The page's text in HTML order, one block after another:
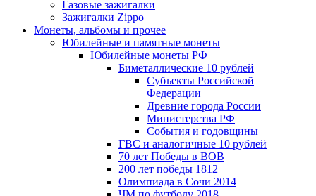
Газовые зажигалки
Зажигалки Zippo
Монеты, альбомы и прочее
Юбилейные и памятные монеты
Юбилейные монеты РФ
Биметаллические 10 рублей
Субъекты Российской
Федерации
Древние города России
Министерства РФ
События и годовщины
ГВС и аналогичные 10 рублей
70 лет Победы в ВОВ
200 лет победы 1812
Олимпиада в Сочи 2014